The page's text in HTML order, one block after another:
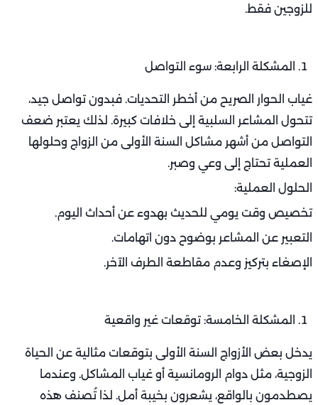
للزوجين فقط.
المشكلة الرابعة: سوء التواصل
غياب الحوار الصريح من أخطر التحديات. فبدون تواصل جيد،
تتحول المشاعر السلبية إلى خلافات كبيرة. لذلك يعتبر ضعف
التواصل من أشهر مشاكل السنة الأولى من الزواج وحلولها
العملية تحتاج إلى وعي وصبر.
الحلول العملية:
تخصيص وقت يومي للحديث بهدوء عن أحداث اليوم.
التعبير عن المشاعر بوضوح دون اتهامات.
الإصغاء بتركيز وعدم مقاطعة الطرف الآخر.
المشكلة الخامسة: توقعات غير واقعية
يدخل بعض الأزواج السنة الأولى بتوقعات مثالية عن الحياة
الزوجية، مثل دوام الرومانسية أو غياب المشاكل. وعندما
يصطدمون بالواقع، يشعرون بخيبة أمل. لذا تُصنف هذه